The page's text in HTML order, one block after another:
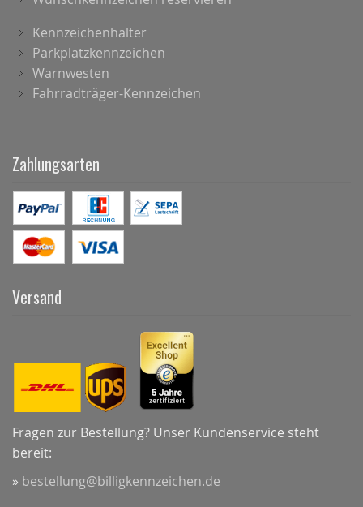
Kennzeichenhalter
Parkplatzkennzeichen
Warnwesten
Fahrradträger-Kennzeichen
Zahlungsarten
Versand
Fragen zur Bestellung? Unser Kundenservice steht
bereit:
» bestellung@billigkennzeichen.de